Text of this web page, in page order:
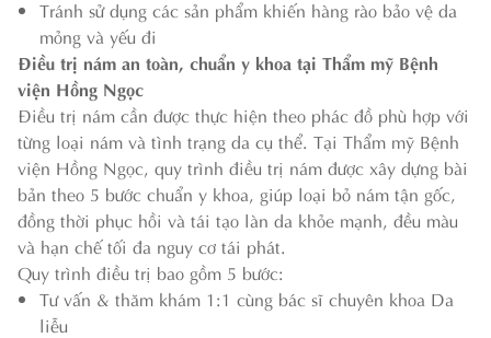
Tránh sử dụng các sản phẩm khiến hàng rào bảo vệ da
mỏng và yếu đi
Điều trị nám an toàn, chuẩn y khoa tại Thẩm mỹ Bệnh
viện Hồng Ngọc
Điều trị nám cần được thực hiện theo phác đồ phù hợp với
từng loại nám và tình trạng da cụ thể. Tại Thẩm mỹ Bệnh
viện Hồng Ngọc, quy trình điều trị nám được xây dựng bài
bản theo 5 bước chuẩn y khoa, giúp loại bỏ nám tận gốc,
đồng thời phục hồi và tái tạo làn da khỏe mạnh, đều màu
và hạn chế tối đa nguy cơ tái phát.
Quy trình điều trị bao gồm 5 bước:
Tư vấn & thăm khám 1:1 cùng bác sĩ chuyên khoa Da
liễu